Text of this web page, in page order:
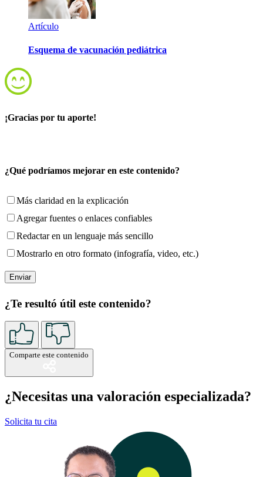
Artículo
Esquema de vacunación pediátrica
¡Gracias por tu aporte!
¿Qué podríamos mejorar en este contenido?
Más claridad en la explicación
Agregar fuentes o enlaces confiables
Redactar en un lenguaje más sencillo
Mostrarlo en otro formato (infografía, video, etc.)
¿Te resultó útil este contenido?
Comparte este contenido
¿Necesitas una valoración especializada?
Solicita tu cita